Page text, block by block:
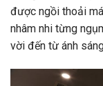
được ngồi thoải
nhâm nhi từng
vời đến từ ánh